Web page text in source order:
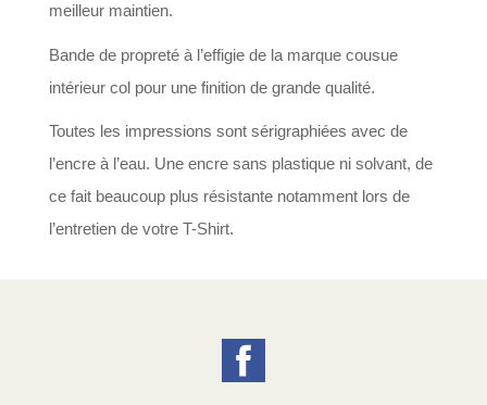
meilleur maintien.
Bande de propreté à l’effigie de la marque cousue
intérieur col pour une finition de grande qualité.
Toutes les impressions sont sérigraphiées avec de
l’encre à l’eau. Une encre sans plastique ni solvant, de
ce fait beaucoup plus résistante notamment lors de
l’entretien de votre T-Shirt.